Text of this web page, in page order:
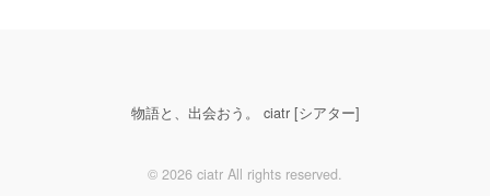
物語と、出会おう。 ciatr [シアター]
© 2026 ciatr All rights reserved.